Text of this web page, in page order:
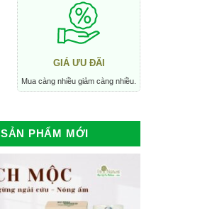
GIÁ ƯU ĐÃI
Mua càng nhiều giảm càng nhiều.
SẢN PHẨM MỚI